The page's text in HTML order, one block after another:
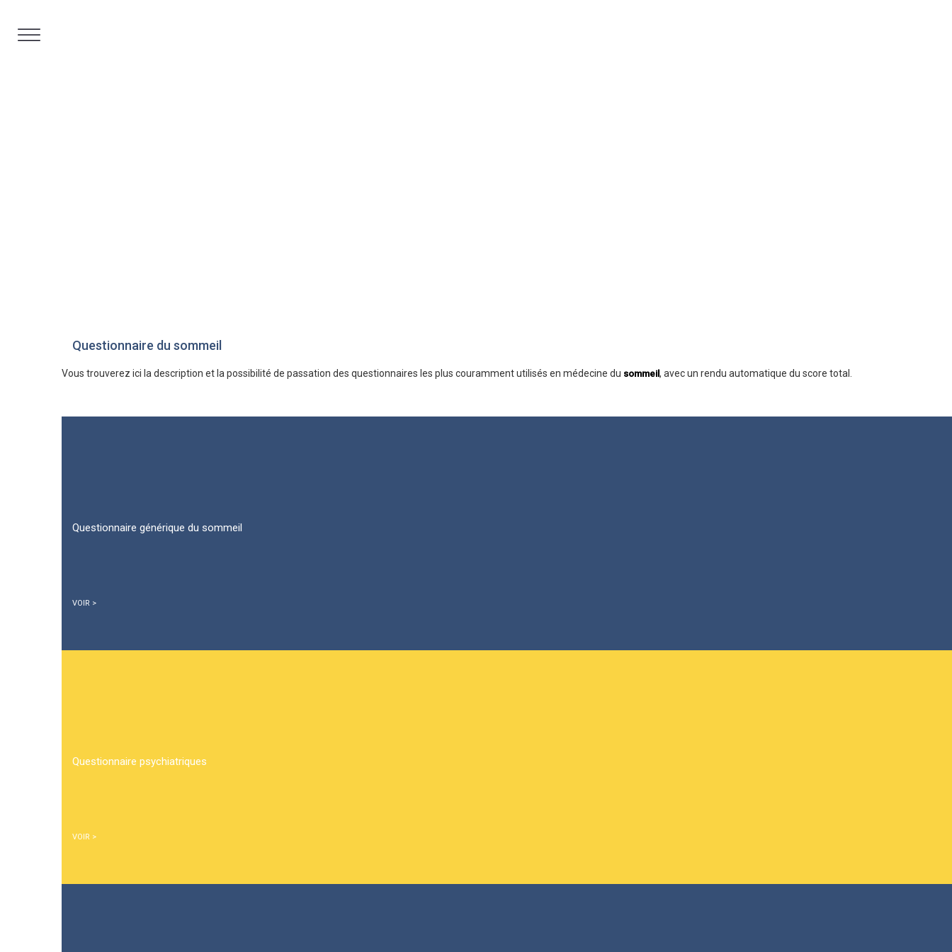
contenu
Questionnaire du sommeil
Vous trouverez ici la description et la possibilité de passation des questionnaires les plus couramment utilisés en médecine du sommeil , avec un rendu automatique du score total.
Questionnaire générique du sommeil
VOIR >
Questionnaire psychiatriques
VOIR >